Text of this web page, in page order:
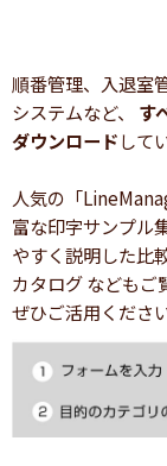
順番管理、入退室
システムなど、 す
ダウンロードして
人気の「
富な印字サンプル
やすく説明した比
カタログ などもご
ぜひご活用ください